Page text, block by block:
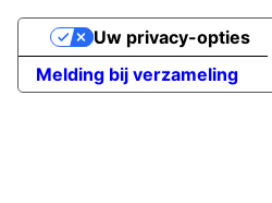
Melding bij verzameling
Uw privacy-opties